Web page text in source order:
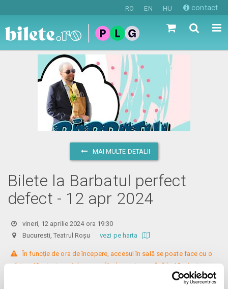
RO EN HU contact
MAI MULTE DETALII
Bilete la Barbatul perfect
defect - 12 apr 2024
vineri, 12 aprilie 2024 ora 19:30
Bucuresti, Teatrul Roșu vezi pe harta
În funcție de ora de începere, accesul în sală se poate face cu o
oră / cu 40 minute mai devreme, fiind permis cu până la 10 minute
înainte de spectacol. Așezarea se realizează la mese de 2 (nr. limitat), 3